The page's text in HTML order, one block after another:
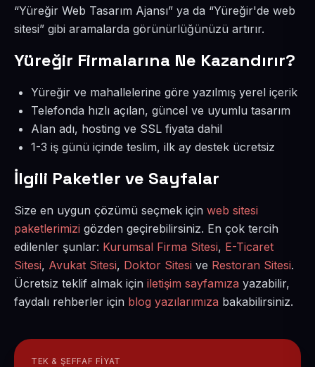
“Yüreğir Web Tasarım Ajansı” ya da “Yüreğir'de web
sitesi” gibi aramalarda görünürlüğünüzü artırır.
Yüreğir Firmalarına Ne Kazandırır?
Yüreğir ve mahallelerine göre yazılmış yerel içerik
Telefonda hızlı açılan, güncel ve uyumlu tasarım
Alan adı, hosting ve SSL fiyata dahil
1-3 iş günü içinde teslim, ilk ay destek ücretsiz
İlgili Paketler ve Sayfalar
Size en uygun çözümü seçmek için web sitesi
paketlerimizi gözden geçirebilirsiniz. En çok tercih
edilenler şunlar: Kurumsal Firma Sitesi, E-Ticaret
Sitesi, Avukat Sitesi, Doktor Sitesi ve Restoran Sitesi.
Ücretsiz teklif almak için iletişim sayfamıza yazabilir,
faydalı rehberler için blog yazılarımıza bakabilirsiniz.
TEK & ŞEFFAF FIYAT